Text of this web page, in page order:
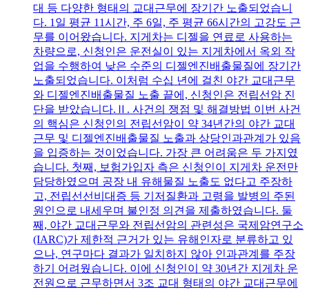
대 등 다양한 형태의 교대근무에 장기간 노출되었습니
다. 1일 평균 11시간, 주 6일, 주 평균 66시간의 고강도 근
무를 이어왔습니다. 지게차는 디젤을 연료로 사용하는
차량으로, 신청인은 운전실이 있는 지게차에서 옥외 작
업을 수행하여 낮은 수준의 디젤엔진배출물질에 장기간
노출되었습니다. 이처럼 수십 년에 걸친 야간 교대근무
와 디젤엔진배출물질 노출 끝에, 신청인은 전립선암 진
단을 받았습니다.Ⅱ. 사건의 쟁점 및 해결방법 이번 사건
의 핵심은 신청인의 전립선암이 약 34년간의 야간 교대
근무 및 디젤엔진배출물질 노출과 상당인과관계가 있음
을 입증하는 것이었습니다. 가장 큰 어려움은 두 가지였
습니다. 첫째, 보험가입자 측은 신청인이 지게차 운전만
담당하였으며 공장 내 유해물질 노출도 없다고 주장하
고, 전립선선비대증 등 기저질환과 고령을 발병의 주된
원인으로 내세우며 불인정 의견을 제출하였습니다. 둘
째, 야간 교대근무와 전립선암의 관련성은 국제암연구소
(IARC)가 제한적 근거가 있는 유해인자로 분류하고 있
으나, 연구마다 결과가 일치하지 않아 인과관계를 주장
하기 어려웠습니다. 이에 신청인이 약 30년간 지게차 운
전원으로 근무하면서 3조 교대 형태의 야간 교대근무에